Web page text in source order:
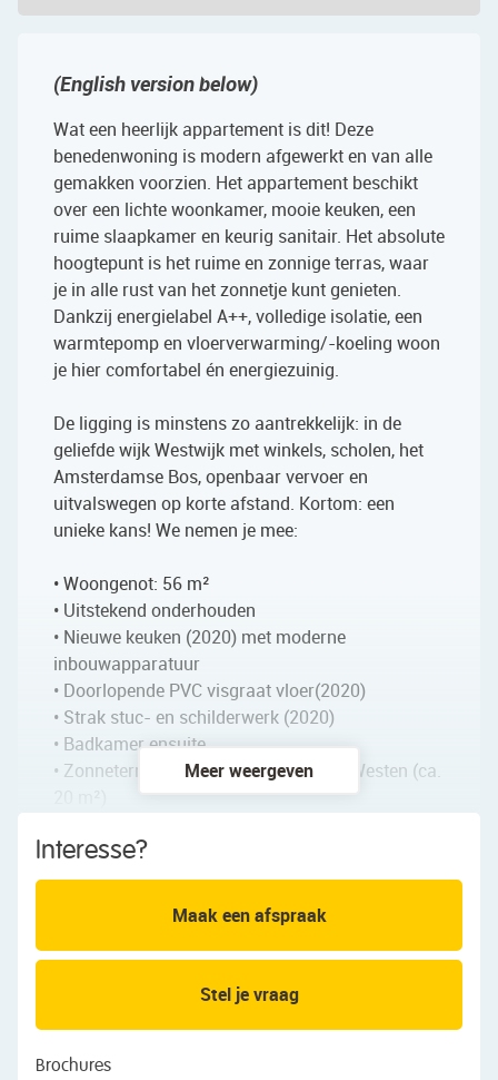
(English version below)
Wat een heerlijk appartement is dit! Deze
benedenwoning is modern afgewerkt en van alle
gemakken voorzien. Het appartement beschikt
over een lichte woonkamer, mooie keuken, een
ruime slaapkamer en keurig sanitair. Het absolute
hoogtepunt is het ruime en zonnige terras, waar
je in alle rust van het zonnetje kunt genieten.
Dankzij energielabel A++, volledige isolatie, een
warmtepomp en vloerverwarming/-koeling woon
je hier comfortabel én energiezuinig.
De ligging is minstens zo aantrekkelijk: in de
geliefde wijk Westwijk met winkels, scholen, het
Amsterdamse Bos, openbaar vervoer en
uitvalswegen op korte afstand. Kortom: een
unieke kans! We nemen je mee:
• Woongenot: 56 m²
• Uitstekend onderhouden
• Nieuwe keuken (2020) met moderne
inbouwapparatuur
• Doorlopende PVC visgraat vloer(2020)
• Strak stuc- en schilderwerk (2020)
• Badkamer ensuite
• Zonneterras met privacy op het ZuidWesten (ca.
• Energielabel A++
• Het appartement heeft een eigen entree en
omdat de lift niet gebruikt hoeft te worden, ook
Indeling van het appartement:
Begane grond:
Het appartement bevindt zich op de begane
Meer weergeven
Interesse?
Maak een afspraak
Stel je vraag
Brochures